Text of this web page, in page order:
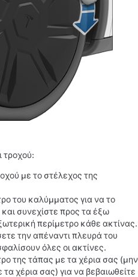
τροχού:
με το στέλεχος της
του καλύμματος για να το
συνεχίστε προς τα έξω
περίμετρο κάθε ακτίνας.
την απέναντι πλευρά του
όλες οι ακτίνες.
της τάπας με τα χέρια σας (μην
χέρια σας) για να βεβαιωθείτε